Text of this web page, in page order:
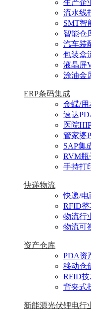
生产企
流水线
SMT智
智能仓
汽车装
包装盒
液晶屏
涂油金
ERP条码集成
金蝶/
速达
医院
管家婆
SAP集
RVM瓶
手持打
快递物流
快递/电
RFID
物流行
物流可
资产仓库
PDA资
移动仓
RFID
背夹式
新能源光伏锂电行